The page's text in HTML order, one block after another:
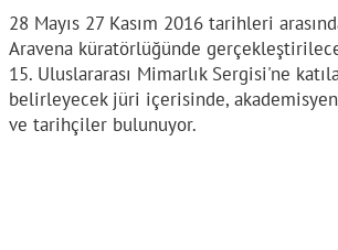
28 Mayıs 27 Kasım 2016 tarihleri
Aravena küratörlüğünde
15. Uluslararası Mimarlık Sergisi'ne
belirleyecek jüri içerisinde,
ve tarihçiler bulunuyor.